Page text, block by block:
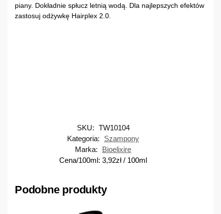
piany. Dokładnie spłucz letnią wodą. Dla najlepszych efektów
zastosuj odżywkę Hairplex 2.0.
SKU: TW10104
Kategoria:
Szampony
Marka:
Bioelixire
Cena/100ml: 3,92zł/ 100ml
Podobne produkty